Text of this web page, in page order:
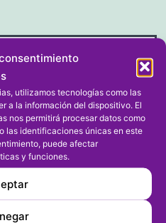
utilizamos tecnologías como las
a la información del dispositivo. El
nos permitirá procesar datos como
las identificaciones únicas en este
puede afectar
y funciones.